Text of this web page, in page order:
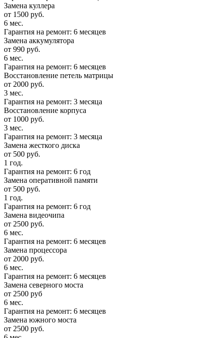
Замена куллера
от 1500 руб.
6 мес.
Гарантия на ремонт: 6 месяцев
Замена аккумулятора
от 990 руб.
6 мес.
Гарантия на ремонт: 6 месяцев
Восстановление петель матрицы
от 2000 руб.
3 мес.
Гарантия на ремонт: 3 месяца
Восстановление корпуса
от 1000 руб.
3 мес.
Гарантия на ремонт: 3 месяца
Замена жесткого диска
от 500 руб.
1 год.
Гарантия на ремонт: 6 год
Замена оперативной памяти
от 500 руб.
1 год.
Гарантия на ремонт: 6 год
Замена видеочипа
от 2500 руб.
6 мес.
Гарантия на ремонт: 6 месяцев
Замена процессора
от 2000 руб.
6 мес.
Гарантия на ремонт: 6 месяцев
Замена северного моста
от 2500 руб
6 мес.
Гарантия на ремонт: 6 месяцев
Замена южного моста
от 2500 руб.